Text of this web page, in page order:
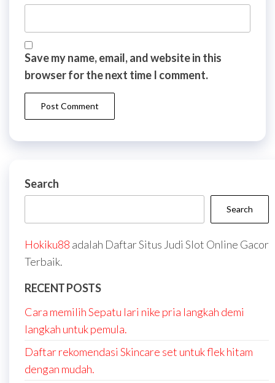
Save my name, email, and website in this
browser for the next time I comment.
Search
Search
Hokiku88 adalah Daftar Situs Judi Slot Online Gacor
Terbaik.
RECENT POSTS
Cara memilih Sepatu lari nike pria langkah demi
langkah untuk pemula.
Daftar rekomendasi Skincare set untuk flek hitam
dengan mudah.